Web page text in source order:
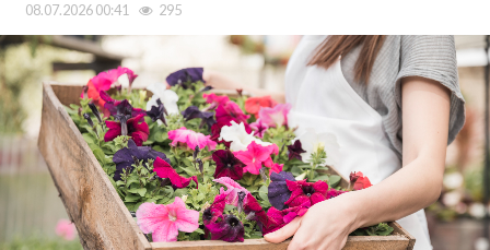
08.07.2026 00:41 295